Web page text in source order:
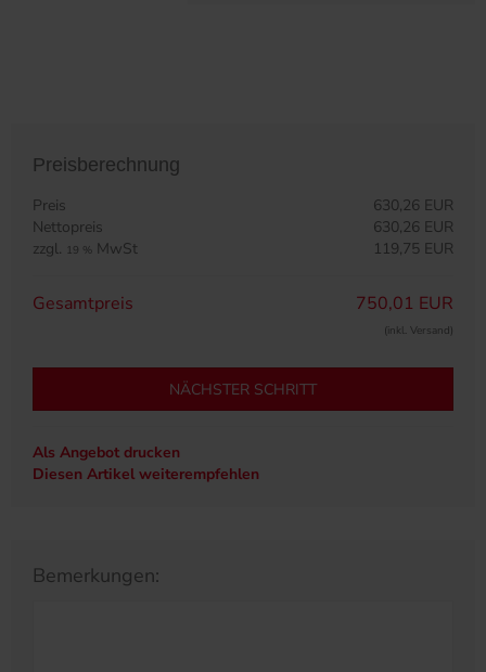
Preisberechnung
Preis
630,26 EUR
Nettopreis
630,26 EUR
zzgl. 19 % MwSt 119,75 EUR
Gesamtpreis 750,01 EUR
(inkl. Versand)
NÄCHSTER SCHRITT
Als Angebot drucken
Diesen Artikel weiterempfehlen
Bemerkungen: